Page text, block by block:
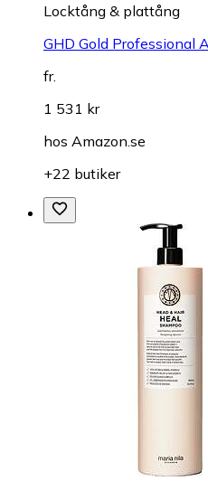
Locktång & plattång
GHD Gold Professional
fr.
1 531 kr
hos Amazon.se
+22 butiker